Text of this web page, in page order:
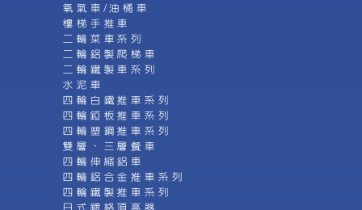
氧氣車/油桶車
樓梯手推車
二輪菜車系列
二輪鋁製爬梯車
二輪鐵製車系列
水泥車
四輪白鐵推車系列
四輪錏板推車系列
四輪塑鋼推車系列
雙層、三層餐車
四輪伸縮鋁車
四輪鋁合金推車系列
四輪鐵製推車系列